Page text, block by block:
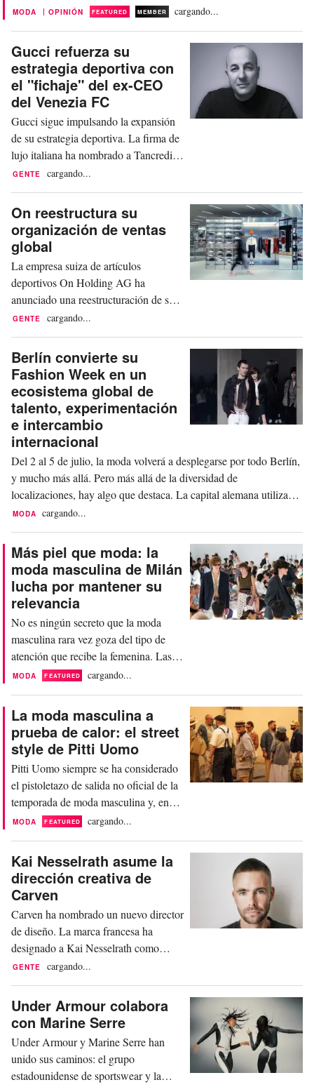
Margiela, y en la primavera de 2027, el gran público también se
MODA | OPINIÓN FEATURED MEMBER cargando...
Gucci refuerza su
estrategia deportiva con
el "fichaje" del ex-CEO
del Venezia FC
Gucci sigue impulsando la expansión
de su estrategia deportiva. La firma de
lujo italiana ha nombrado a Tancredi
Vitale vicepresidente de su división de
anunciado la propia marca este
miércoles. El directivo asumirá su
nuevo cargo el uno de septiembre y
reportará a Giovanni Perosino, quien
seguirá supervisando...
GENTE cargando...
On reestructura su
organización de ventas
global
La empresa suiza de artículos
deportivos On Holding AG ha
anunciado una reestructuración de su
organización de ventas global, creando
efecto a partir de septiembre de 2026,
la actual dirección comercial se
dividirá en dos funciones, según ha
comunicado la compañía este
miércoles. Rebecca Cai asumirá el 1
de...
GENTE cargando...
Berlín convierte su
Fashion Week en un
ecosistema global de
talento, experimentación
e intercambio
internacional
Del 2 al 5 de julio, la moda volverá a desplegarse por todo Berlín,
y mucho más allá. Pero más allá de la diversidad de
localizaciones, hay algo que destaca. La capital alemana utiliza
cada vez más su Fashion Week como un ecosistema comisariado
internacional. Esto se ha hecho visible, entre...
MODA cargando...
Más piel que moda: la
moda masculina de Milán
lucha por mantener su
relevancia
No es ningún secreto que la moda
masculina rara vez goza del tipo de
atención que recibe la femenina. Las
temporadas de moda masculina de
calendario de moda femenina de la
ciudad y por las puestas en escena
cada vez más ambiciosas de París. Sin
embargo, la temporada de...
MODA FEATURED cargando...
La moda masculina a
prueba de calor: el street
style de Pitti Uomo
Pitti Uomo siempre se ha considerado
el pistoletazo de salida no oficial de la
temporada de moda masculina y, en
esta edición, ha vuelto a reunir en
calendario de la moda masculina, la
feria combina presentación y puesta en
escena como pocos formatos,
marcando a principios...
MODA FEATURED cargando...
Kai Nesselrath asume la
dirección creativa de
Carven
Carven ha nombrado un nuevo director
de diseño. La marca francesa ha
designado a Kai Nesselrath como
responsable creativo, según ha
primera colección para la firma se
presentará durante la próxima Fashion
Week de París en otoño. Como nuevo
director de diseño de la marca, el
diseñador, nacido en Alemania y
criado...
GENTE cargando...
Under Armour colabora
con Marine Serre
Under Armour y Marine Serre han
unido sus caminos: el grupo
estadounidense de sportswear y la